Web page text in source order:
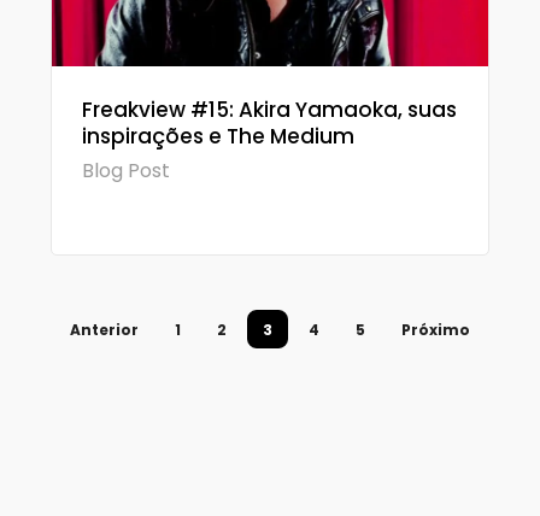
Freakview #15: Akira Yamaoka, suas
inspirações e The Medium
Blog Post
Anterior 1 2 3 4 5 Próximo